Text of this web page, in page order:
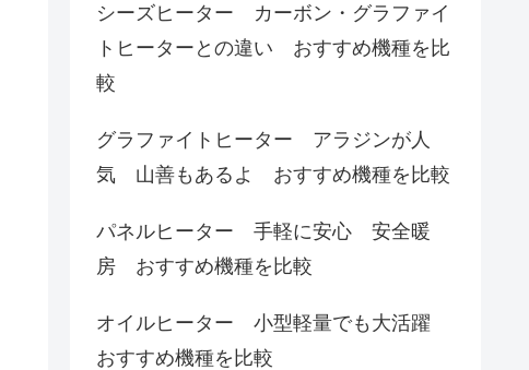
シーズヒーター カーボン・グラファイ
トヒーターとの違い おすすめ機種を比
較
グラファイトヒーター アラジンが人
気 山善もあるよ おすすめ機種を比較
パネルヒーター 手軽に安心 安全暖
房 おすすめ機種を比較
オイルヒーター 小型軽量でも大活躍
おすすめ機種を比較